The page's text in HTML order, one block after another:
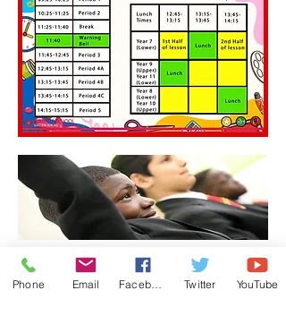
Notre
journée
Phone Email Twitter YouTube